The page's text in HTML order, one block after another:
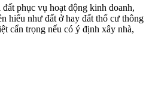
phục vụ hoạt động kinh doanh,
hiểu như đất ở hay đất thổ cư thông
cẩn trọng nếu có ý định xây nhà,